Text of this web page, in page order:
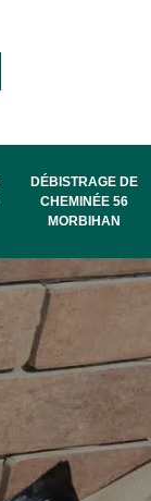
DÉBISTRAGE DE
CHEMINÉE 56
MORBIHAN
Ramonage de
chaudière 56
Morbihan